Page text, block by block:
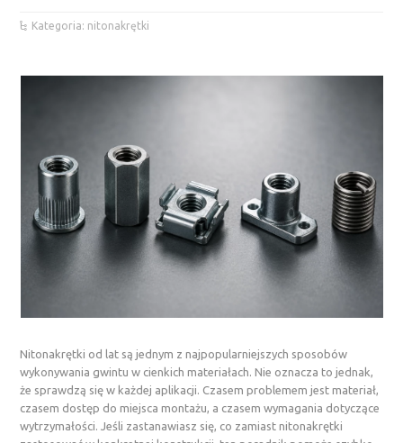
Kategoria: nitonakrętki
Nitonakrętki od lat są jednym z najpopularniejszych sposobów
wykonywania gwintu w cienkich materiałach. Nie oznacza to jednak,
że sprawdzą się w każdej aplikacji. Czasem problemem jest materiał,
czasem dostęp do miejsca montażu, a czasem wymagania dotyczące
wytrzymałości. Jeśli zastanawiasz się, co zamiast nitonakrętki